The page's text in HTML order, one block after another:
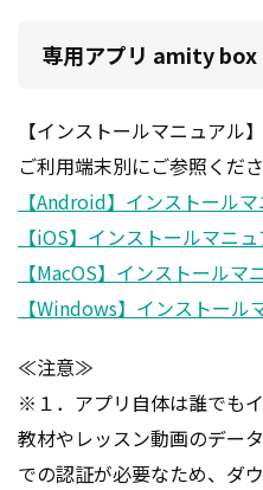
専用アプリ amity box
【インストールマニュアル】
ご利用端末別にご参照くだ
【Android】インストール
【iOS】インストールマニ
【MacOS】インストールマ
【Windows】インストール
≪注意≫
※１．アプリ自体は誰でも
教材やレッスン動画のデー
での認証が必要なため、ダ